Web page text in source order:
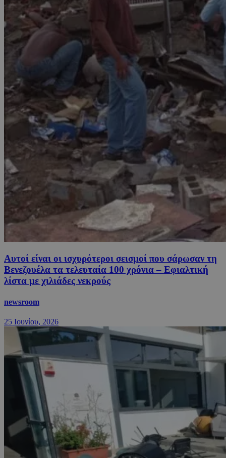
Αυτοί είναι οι ισχυρότεροι σεισμοί που σάρωσαν τη
Βενεζουέλα τα τελευταία 100 χρόνια – Εφιαλτική
λίστα με χιλιάδες νεκρούς
newsroom
25 Ιουνίου, 2026